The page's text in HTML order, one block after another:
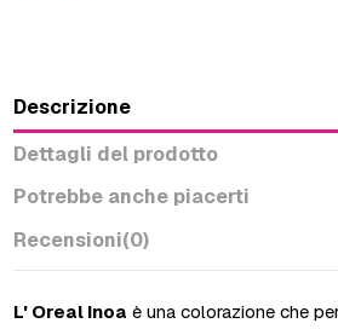
Descrizione
Dettagli del prodotto
Potrebbe anche piacerti
Recensioni(0)
L' Oreal Inoa è una colorazione che